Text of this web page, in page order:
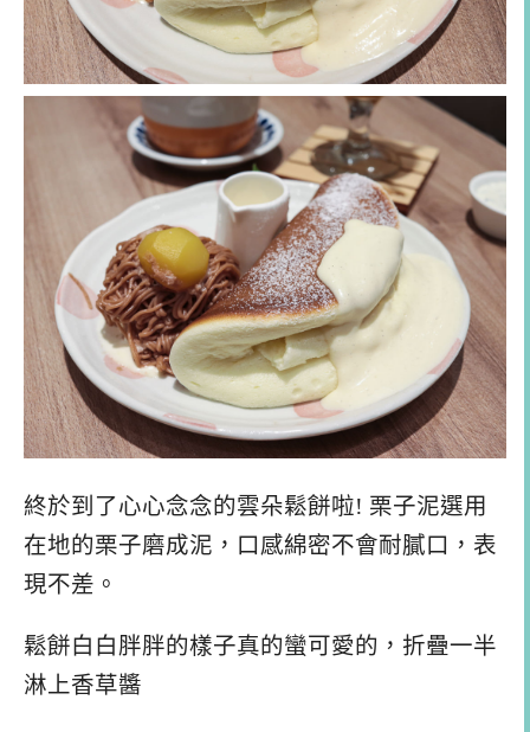
終於到了心心念念的雲朵鬆餅啦! 栗子泥選用
在地的栗子磨成泥，口感綿密不會耐膩口，表
現不差。
鬆餅白白胖胖的樣子真的蠻可愛的，折疊一半
淋上香草醬